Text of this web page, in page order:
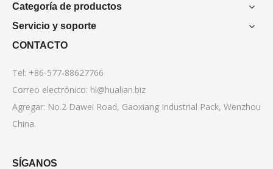
Categoría de productos
Servicio y soporte
CONTACTO
Tel: +86-577-88627766
Correo electrónico: hl@hualian.biz
Agregar: No.2 Dawei Road, Gaoxiang Industrial Pack, Wenzhou
China.
SÍGANOS